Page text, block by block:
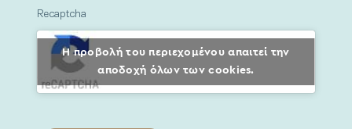
Recaptcha
Η προβολή του περιεχομένου απαιτεί την
αποδοχή όλων των cookies.